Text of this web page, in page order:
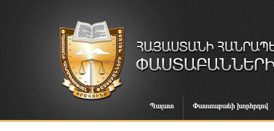
Պալատ Փաստաբանի խորհրդով